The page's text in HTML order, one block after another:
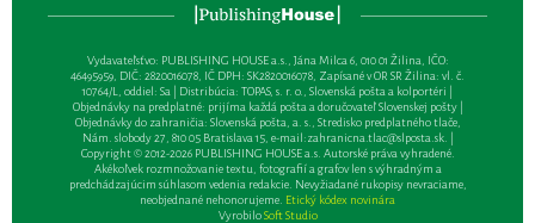
Vydavateľsťvo: PUBLISHING HOUSE a.s., Jána Milca 6, 010 01 Žilina, IČO:
46495959, DIČ: 2820016078, IČ DPH: SK2820016078, Zapísané v OR SR Žilina: vl. č.
10764/L, oddiel: Sa | Distribúcia: TOPAS, s. r. o., Slovenská pošta a kolportéri |
Objednávky na predplatné: prijíma každá pošta a doručovateľ Slovenskej pošty |
Objednávky do zahraničia: Slovenská pošta, a. s., Stredisko predplatného tlače,
Nám. slobody 27, 810 05 Bratislava 15, e-mail:zahranicna.tlac@slposta.sk. |
Copyright © 2012-2026 PUBLISHING HOUSE a.s. Autorské práva vyhradené.
Akékoľvek rozmnožovanie textu, fotografií a grafov len s výhradným a
predchádzajúcim súhlasom vedenia redakcie. Nevyžiadané rukopisy nevraciame,
neobjednané nehonorujeme. Etický kódex novinára
VyrobiloSoft Studio